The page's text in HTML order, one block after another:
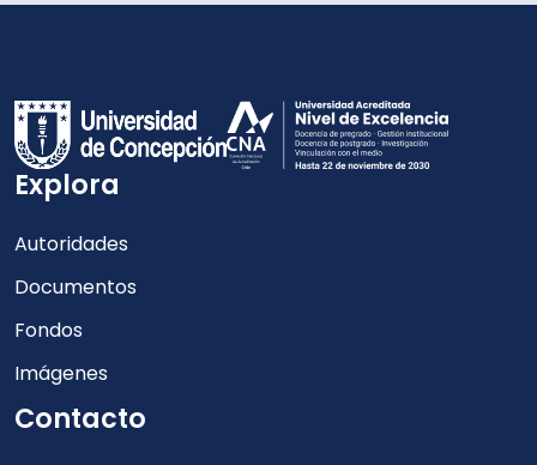
Explora
Autoridades
Documentos
Fondos
Imágenes
Contacto